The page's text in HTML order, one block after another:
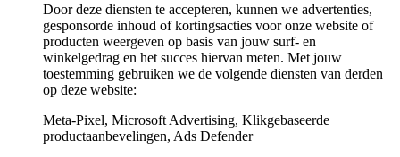
Door deze diensten te accepteren, kunnen we advertenties,
gesponsorde inhoud of kortingsacties voor onze website of
producten weergeven op basis van jouw surf- en
winkelgedrag en het succes hiervan meten. Met jouw
toestemming gebruiken we de volgende diensten van derden
op deze website:
Meta-Pixel, Microsoft Advertising, Klikgebaseerde
productaanbevelingen, Ads Defender